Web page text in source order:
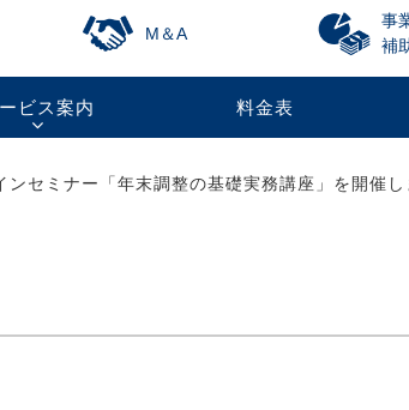
M＆A
事
補
ビス案内 料金表
セミナー「年末調整の基礎実務講座」を開催し